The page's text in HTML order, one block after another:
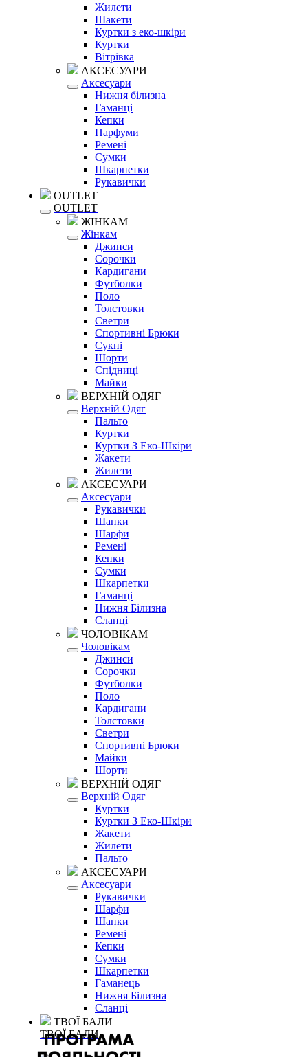
Жилети
Шакети
Куртки з еко-шкіри
Куртки
Вітрівка
АКСЕСУАРИ
Аксесуари
Нижня білизна
Гаманці
Кепки
Парфуми
Ремені
Сумки
Шкарпетки
Рукавички
OUTLET
OUTLET
ЖІНКАМ
Жінкам
Джинси
Сорочки
Кардигани
Футболки
Поло
Толстовки
Светри
Спортивні Брюки
Сукні
Шорти
Спідниці
Майки
ВЕРХНІЙ ОДЯГ
Верхній Одяг
Пальто
Куртки
Куртки З Еко-Шкіри
Жакети
Жилети
АКСЕСУАРИ
Аксесуари
Рукавички
Шапки
Шарфи
Ремені
Кепки
Сумки
Шкарпетки
Гаманці
Нижня Білизна
Сланці
ЧОЛОВІКАМ
Чоловікам
Джинси
Сорочки
Футболки
Поло
Кардигани
Толстовки
Светри
Спортивні Брюки
Майки
Шорти
ВЕРХНІЙ ОДЯГ
Верхній Одяг
Куртки
Куртки З Еко-Шкіри
Жакети
Жилети
Пальто
АКСЕСУАРИ
Аксесуари
Рукавички
Шарфи
Шапки
Ремені
Кепки
Сумки
Шкарпетки
Гаманець
Нижня Білизна
Сланці
ТВОЇ БАЛИ
ТВОЇ БАЛИ